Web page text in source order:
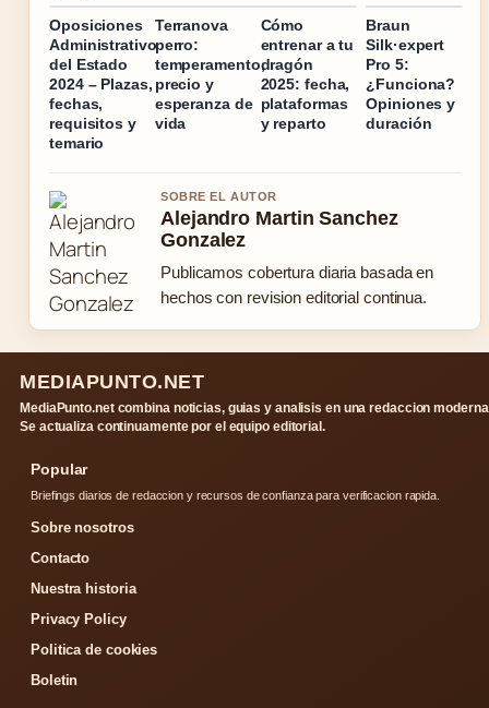
Oposiciones
Administrativo
del Estado
2024 – Plazas,
fechas,
requisitos y
temario
Terranova
perro:
temperamento,
precio y
esperanza de
vida
Cómo
entrenar a tu
dragón
2025: fecha,
plataformas
y reparto
Braun
Silk·expert
Pro 5:
¿Funciona?
Opiniones y
duración
SOBRE EL AUTOR
Alejandro Martin Sanchez
Gonzalez
Publicamos cobertura diaria basada en
hechos con revision editorial continua.
MEDIAPUNTO.NET
MediaPunto.net combina noticias, guias y analisis en una redaccion
Se actualiza continuamente por el equipo editorial.
Popular
Briefings diarios de redaccion y recursos de confianza para verificacion rapida.
Sobre nosotros
Contacto
Nuestra historia
Privacy Policy
Politica de cookies
Boletin